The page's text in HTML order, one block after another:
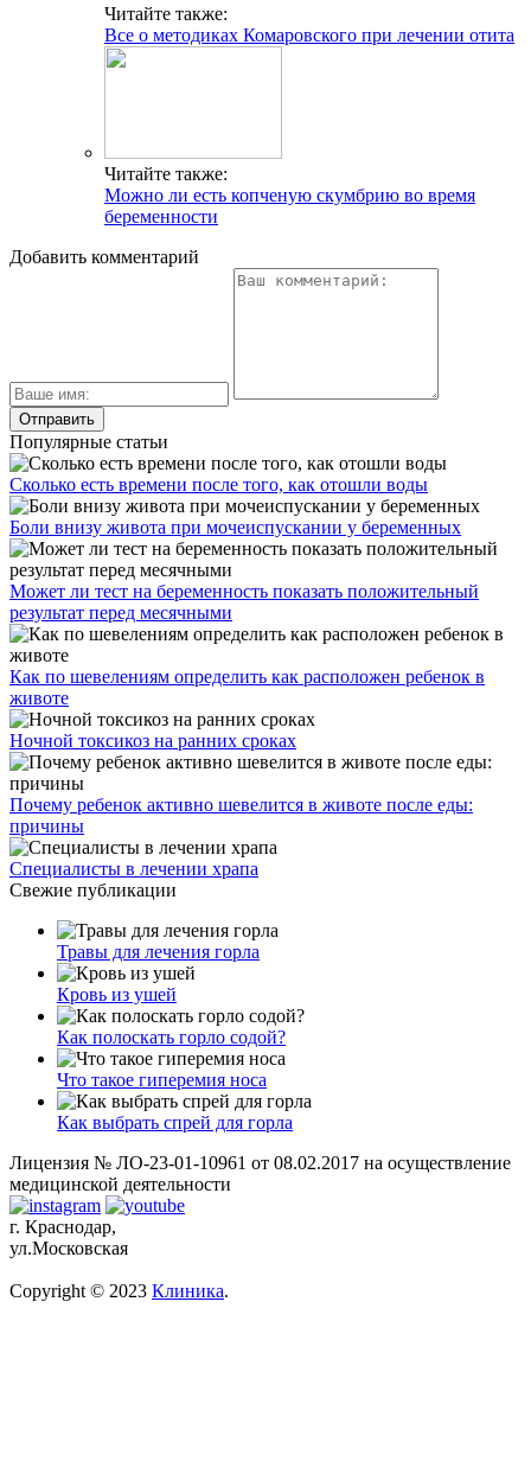
Читайте также:
Все о методиках Комаровского при лечении отита
Читайте также:
Можно ли есть копченую скумбрию во время
беременности
Добавить комментарий
Популярные статьи
Сколько есть времени после того, как отошли воды
Боли внизу живота при мочеиспускании у беременных
Может ли тест на беременность показать положительный
результат перед месячными
Как по шевелениям определить как расположен ребенок в
животе
Ночной токсикоз на ранних сроках
Почему ребенок активно шевелится в животе после еды:
причины
Специалисты в лечении храпа
Свежие публикации
Травы для лечения горла
Кровь из ушей
Как полоскать горло содой?
Что такое гиперемия носа
Как выбрать спрей для горла
Лицензия № ЛО-23-01-10961 от 08.02.2017 на осуществление
медицинской деятельности
г. Краснодар,
ул.Московская
Copyright © 2023 Клиника.